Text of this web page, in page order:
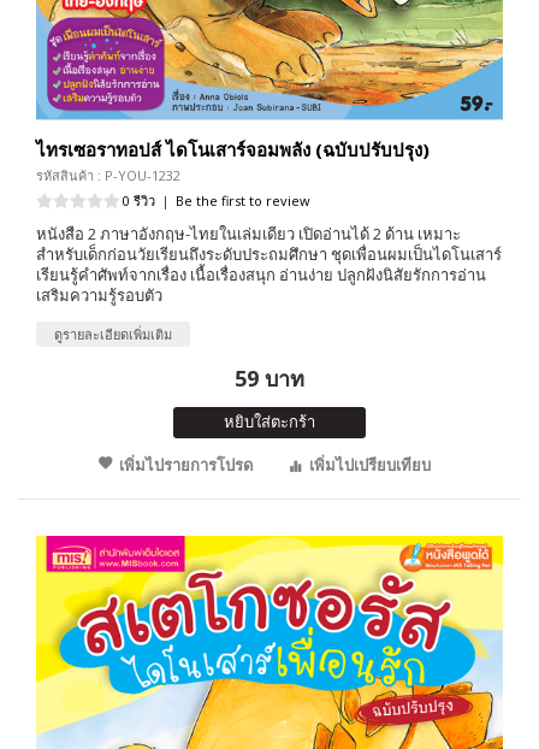
ไทรเซอราทอปส์ ไดโนเสาร์จอมพลัง (ฉบับปรับปรุง)
รหัสสินค้า : P-YOU-1232
0 รีวิว | Be the first to review
หนังสือ 2 ภาษาอังกฤษ-ไทยในเล่มเดียว เปิดอ่านได้ 2 ด้าน เหมาะ
สำหรับเด็กก่อนวัยเรียนถึงระดับประถมศึกษา ชุดเพื่อนผมเป็นไดโนเสาร์
เรียนรู้คำศัพท์จากเรื่อง เนื้อเรื่องสนุก อ่านง่าย ปลูกฝังนิสัยรักการอ่าน
เสริมความรู้รอบตัว
ดูรายละเอียดเพิ่มเติม
59 บาท
หยิบใส่ตะกร้า
เพิ่มไปรายการโปรด
เพิ่มไปเปรียบเทียบ